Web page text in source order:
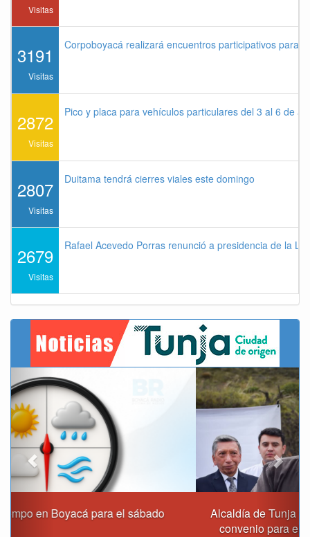
Visitas
3191
Visitas
Corpoboyacá realizará encuentros participativos para
2872
Visitas
Pico y placa para vehículos particulares del 3 al 6 de
2807
Visitas
Duitama tendrá cierres viales este domingo
2679
Visitas
Rafael Acevedo Porras renunció a presidencia de la
Alcaldía de Tunja y Gobernación de Boyacá firmaron
convenio para el mantenimiento de vía Moniquirá
Previous Next